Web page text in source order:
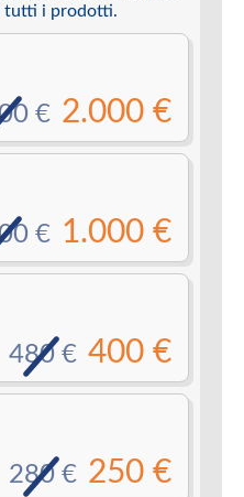
tutti i prodotti.
2.000 €
2.700 €
1.000 €
1.300 €
400 €
480 €
250 €
280 €